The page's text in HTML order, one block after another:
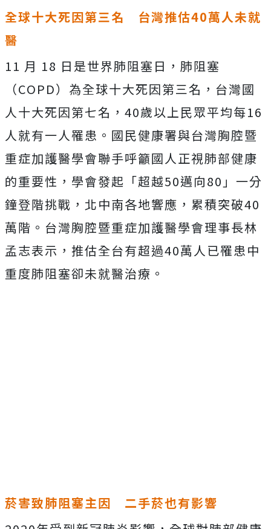
全球十大死因第三名 台灣推估40萬人未就
醫
11 月 18 日是世界肺阻塞日，肺阻塞
（COPD）為全球十大死因第三名，台灣國
人十大死因第七名，40歲以上民眾平均每16
人就有一人罹患。國民健康署與台灣胸腔暨
重症加護醫學會聯手呼籲國人正視肺部健康
的重要性，學會發起「超越50邁向80」一分
鐘登階挑戰，北中南各地響應，累積突破40
萬階。台灣胸腔暨重症加護醫學會理事長林
孟志表示，推估全台有超過40萬人已罹患中
重度肺阻塞卻未就醫治療。
菸害致肺阻塞主因 二手菸也有影響